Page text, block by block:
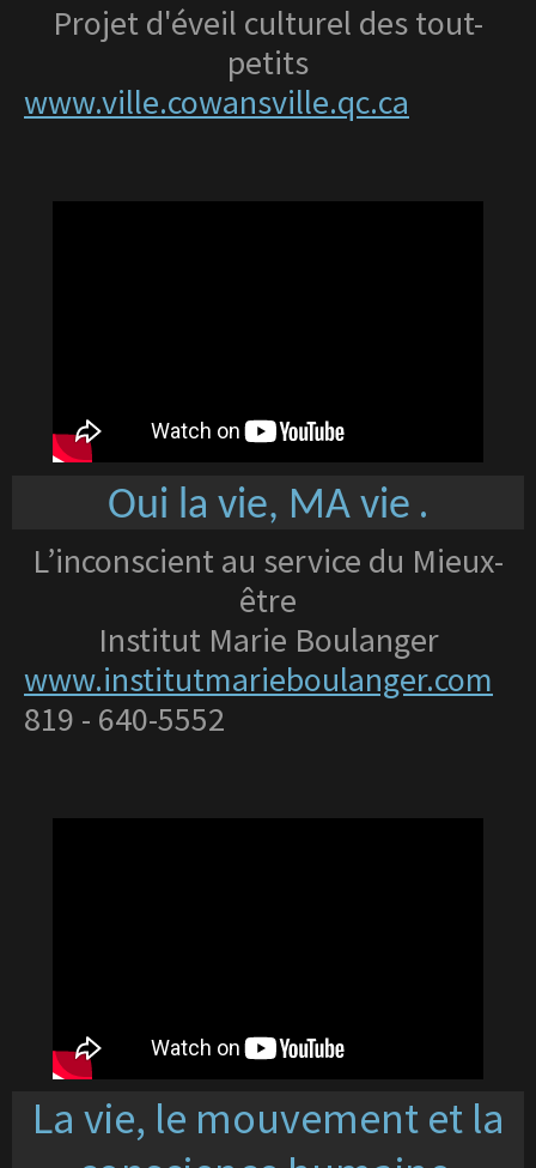
Projet d'éveil culturel des tout-
petits
www.ville.cowansville.qc.ca
Oui la vie, MA vie .
L’inconscient au service du Mieux-
être
Institut Marie Boulanger
www.institutmarieboulanger.com
819 - 640-5552
La vie, le mouvement et la